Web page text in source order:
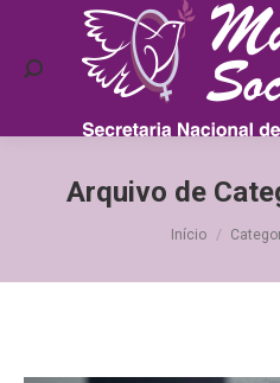
Search:
Arquivo de
Você está
Início